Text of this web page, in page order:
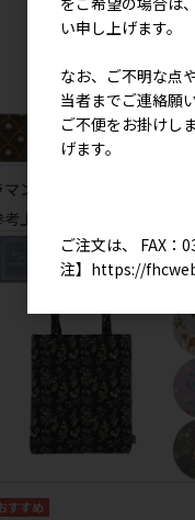
ン バッグＭ
上代
い申し上げます。
なお、ご不明な点
当者までご連絡願い
ご不便をお掛けし
げます。
以
ご注文は、 FAX
注】 https://